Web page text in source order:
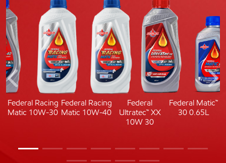
Federal Racing
Matic 10W-30
Federal Racing
Matic 10W-40
Federal
Ultratec™ XX
10W 30
Federal Matic™
30 0.65L